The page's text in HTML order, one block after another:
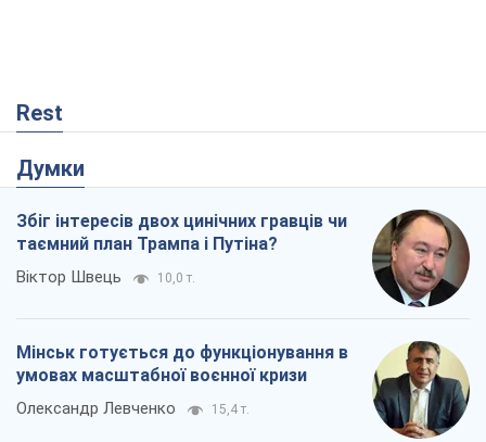
Rest
Думки
Збіг інтересів двох цинічних гравців чи
таємний план Трампа і Путіна?
Віктор Швець 10,0 т.
Мінськ готується до функціонування в
умовах масштабної воєнної кризи
Олександр Левченко 15,4 т.